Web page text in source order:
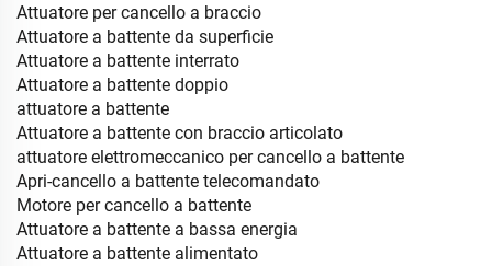
Attuatore per cancello a braccio
Attuatore a battente da superficie
Attuatore a battente interrato
Attuatore a battente doppio
attuatore a battente
Attuatore a battente con braccio articolato
attuatore elettromeccanico per cancello a battente
Apri-cancello a battente telecomandato
Motore per cancello a battente
Attuatore a battente a bassa energia
Attuatore a battente alimentato